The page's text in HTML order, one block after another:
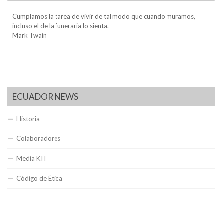
Cumplamos la tarea de vivir de tal modo que cuando muramos,
incluso el de la funeraria lo sienta.
Mark Twain
ECUADOR NEWS
Historia
Colaboradores
Media KIT
Código de Ética